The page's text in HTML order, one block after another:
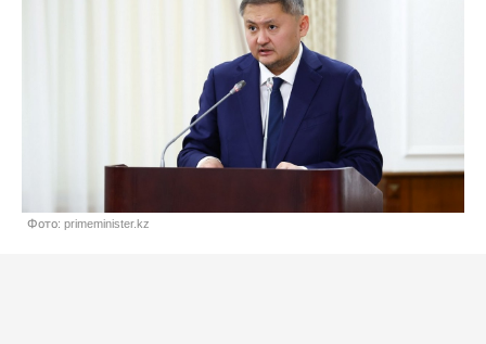
Фото: primeminister.kz